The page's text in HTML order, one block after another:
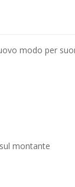
modo per
montante